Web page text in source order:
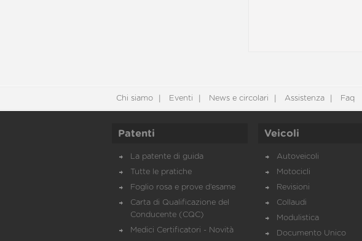
Chi siamo Eventi News e circolari Assistenza Faq
Patenti
La patente di guida
Tutte le pratiche
Foglio rosa e prove d’esame
Carta di Qualificazione del
Conducente (CQC)
Medici Certificatori - Novità
Veicoli
Autoveicoli
Motocicli
Revisioni
Collaudi
Modulistica
Documento Unico